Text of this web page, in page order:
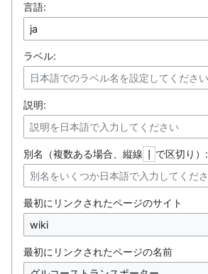
言語:
ラベル:
説明:
別名（複数ある場合、縦線 で区切り）:
最初にリンクされたページのサイト
最初にリンクされたページの名前